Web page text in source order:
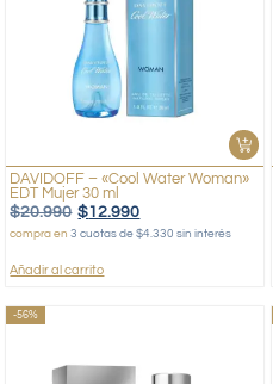
DAVIDOFF – «Cool Water Woman»
EDT Mujer 30 ml
$20.990 $12.990
compra en3 cuotas de $4.330 sin interés
Añadir al carrito
-56%